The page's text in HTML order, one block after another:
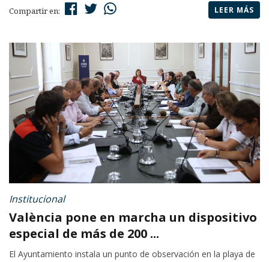
Compartir en: LEER MÁS
Institucional
València pone en marcha un dispositivo
especial de más de 200 ...
El Ayuntamiento instala un punto de observación en la playa de